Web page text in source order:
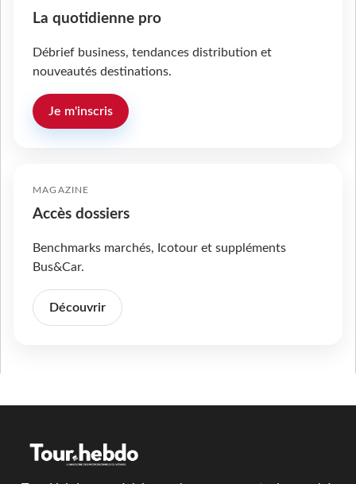
La quotidienne pro
Débrief business, tendances distribution et
nouveautés destinations.
Je m'inscris
MAGAZINE
Accès dossiers
Benchmarks marchés, Icotour et suppléments
Bus&Car.
Découvrir